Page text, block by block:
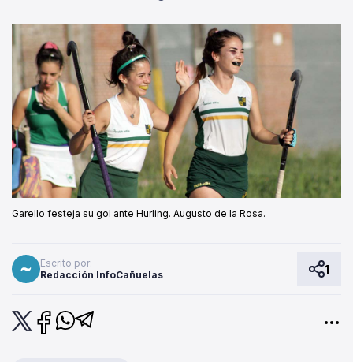
Garello festeja su gol ante Hurling. Augusto de la Rosa.
Escrito por:
Redacción InfoCañuelas
1